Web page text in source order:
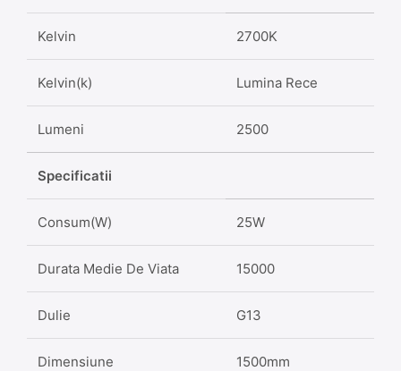
Kelvin 2700K
Kelvin(k) Lumina Rece
Lumeni 2500
Specificatii
Consum(W) 25W
Durata Medie De Viata 15000
Dulie G13
Dimensiune 1500mm